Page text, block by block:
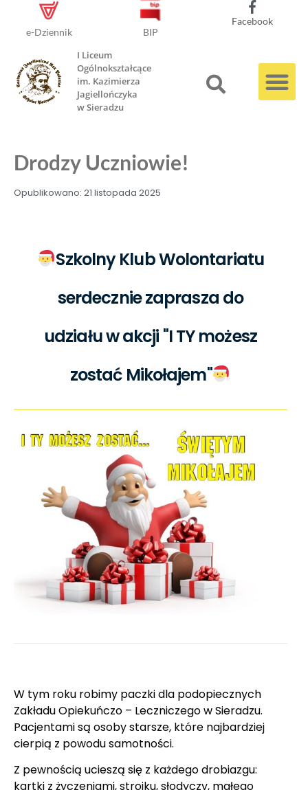
e-Dziennik BIP
Facebook
I Liceum
Ogólnokształcące
im. Kazimierza
Jagiellończyka
w Sieradzu
Drodzy Uczniowie!
Opublikowano: 21 listopada 2025
Szkolny Klub Wolontariatu
serdecznie zaprasza do
udziału w akcji "I TY możesz
zostać Mikołajem"
W tym roku robimy paczki dla podopiecznych
Zakładu Opiekuńczo – Leczniczego w Sieradzu.
Pacjentami są osoby starsze, które najbardziej
cierpią z powodu samotności.
Z pewnością ucieszą się z każdego drobiazgu:
kartki z życzeniami, stroiku, słodyczy, małego